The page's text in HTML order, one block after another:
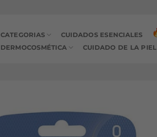
CATEGORIAS CUIDADOS ESENCIALES
DERMOCOSMÉTICA CUIDADO DE LA PIEL